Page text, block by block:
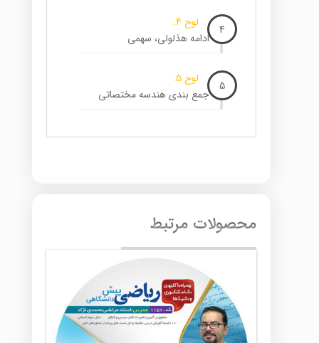
4
لوح 4:
ادامه هذلولی، سهمی
5
لوح 5:
جمع بندی هندسه مختصاتی
محصولات مرتبط